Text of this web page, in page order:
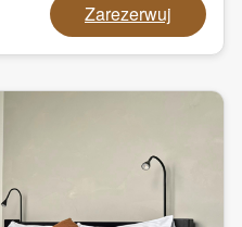
Zarezerwuj